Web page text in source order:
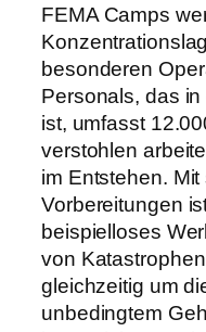
FEMA Camps
besonderen
Personals, das
ist, umfasst
verstohlen
im Entstehen.
Vorbereitungen
beispielloses
von
gleichzeitig um
unbedingtem